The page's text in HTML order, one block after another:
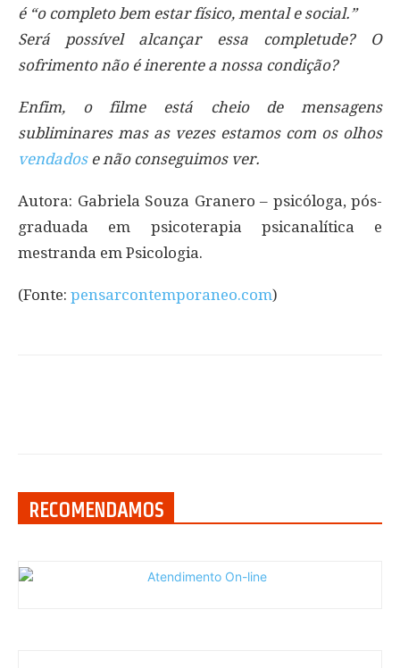
é “o completo bem estar físico, mental e social.”
Será possível alcançar essa completude? O
sofrimento não é inerente a nossa condição?
Enfim, o filme está cheio de mensagens
subliminares mas as vezes estamos com os olhos
vendadose não conseguimos ver.
Autora: Gabriela Souza Granero – psicóloga, pós-
graduada em psicoterapia psicanalítica e
mestranda em Psicologia.
(Fonte: pensarcontemporaneo.com)
RECOMENDAMOS